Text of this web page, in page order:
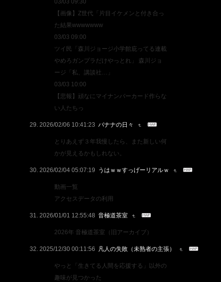
03/03 09:30
【画像】Z世代「片目イケメンと付き合っ
た結果wwwwwww
03/03 09:00
ツイ民「森川ジョージ小学館庇ってる連載
やめろガンプラだけやっとれ」 森川ジョ
ージ「私、講談社…」
03/03 10:00
【悲報】頑なにマイナンバーカード作らな
い人たちっ
2026/02/06 10:41:23 バナナの日々
とりあえず３年我慢したら、また新しい何
かが見えるかもしれない。
2026/02/04 05:07:19 うはｗｗすっげーリアルｗ
動画一覧
アクセスデータの利用
2026/01/01 12:55:48 音極道茶室
2026年 音極道茶室（旧アーカイブ）
2025/12/30 00:11:56 凡人の失敗（未熟者の主張）
やっと「生きてる人間を応援する」以外の
趣味が見つかった